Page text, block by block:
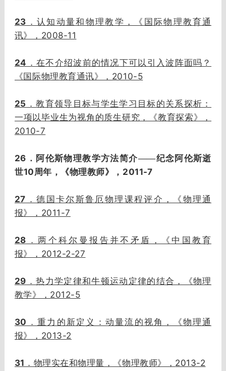
23 ．认知动量和物理教学，《国际物理教育通
讯》， 2008-11
24 ．在不介绍波前的情况下可以引入波阵面吗？
《国际物理教育通讯》， 2010-5
25 ．教育领导目标与学生学习目标的关系探析：
一项以毕业生为视角的质生研究，《教育探索》，
2010-7
26 ．阿伦斯物理教学方法简介——纪念阿伦斯逝
世10 周年，《物理教师》， 2011-7
27 ．德国卡尔斯鲁厄物理课程评介，《物理通
报》， 2011-7
28 ．两个科尔曼报告并不矛盾，《中国教育
报》， 2012-2-27
29 ．热力学定律和牛顿运动定律的结合，《物理
教学》， 2012-5
30 ．重力的新定义：动量流的视角，《物理通
报》， 2013-2
31 ．物理实在和物理量，《物理教师》， 2013-2